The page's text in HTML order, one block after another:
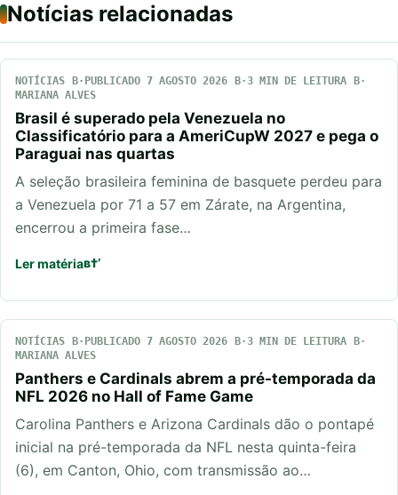
Notícias relacionadas
NOTÍCIAS PUBLICADO 7 AGOSTO 2026
3 MIN DE LEITURA
MARIANA ALVES
Brasil é superado pela Venezuela no
Classificatório para a AmeriCupW 2027 e pega o
Paraguai nas quartas
A seleção brasileira feminina de basquete perdeu para
a Venezuela por 71 a 57 em Zárate, na Argentina,
encerrou a primeira fase…
Ler matéria
NOTÍCIAS PUBLICADO 7 AGOSTO 2026
3 MIN DE LEITURA
MARIANA ALVES
Panthers e Cardinals abrem a pré-temporada da
NFL 2026 no Hall of Fame Game
Carolina Panthers e Arizona Cardinals dão o pontapé
inicial na pré-temporada da NFL nesta quinta-feira
(6), em Canton, Ohio, com transmissão ao…